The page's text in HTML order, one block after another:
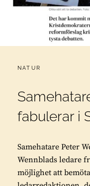
CATEGORIES:
NATUR
fabulerar i
Samehatare Peter
Wennblads ledare
möjlighet att